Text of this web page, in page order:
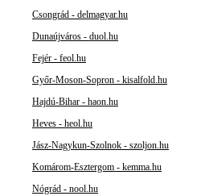
Csongrád - delmagyar.hu
Dunaújváros - duol.hu
Fejér - feol.hu
Győr-Moson-Sopron - kisalfold.hu
Hajdú-Bihar - haon.hu
Heves - heol.hu
Jász-Nagykun-Szolnok - szoljon.hu
Komárom-Esztergom - kemma.hu
Nógrád - nool.hu